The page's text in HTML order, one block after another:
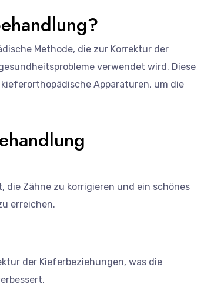
Methode, die zur Korrektur der
verwendet wird. Diese
Apparaturen, um die
die Zähne zu korrigieren und ein schönes
erreichen.
der Kieferbeziehungen, was die